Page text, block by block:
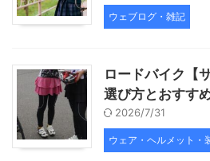
ウェブログ・雑記
ロードバイク【
選び方とおすす
2026/7/31
ウェア・ヘルメット・